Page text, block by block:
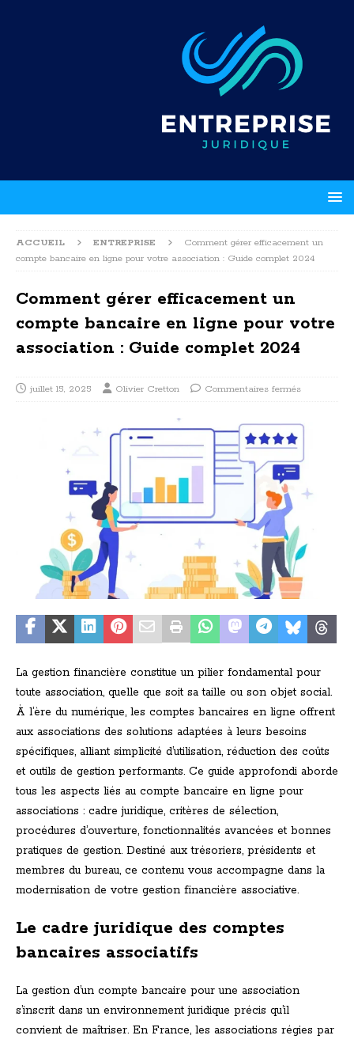
ACCUEIL ENTREPRISE
Comment gérer efficacement un
compte bancaire en ligne pour votre association : Guide complet 2024
Comment gérer efficacement un
compte bancaire en ligne pour votre
association : Guide complet 2024
juillet 15, 2025 Olivier Cretton Commentaires fermés
La gestion financière constitue un pilier fondamental pour
toute association, quelle que soit sa taille ou son objet social.
À l’ère du numérique, les comptes bancaires en ligne offrent
aux associations des solutions adaptées à leurs besoins
spécifiques, alliant simplicité d’utilisation, réduction des coûts
et outils de gestion performants. Ce guide approfondi aborde
tous les aspects liés au compte bancaire en ligne pour
associations : cadre juridique, critères de sélection,
procédures d’ouverture, fonctionnalités avancées et bonnes
pratiques de gestion. Destiné aux trésoriers, présidents et
membres du bureau, ce contenu vous accompagne dans la
modernisation de votre gestion financière associative.
Le cadre juridique des comptes
bancaires associatifs
La gestion d’un compte bancaire pour une association
s’inscrit dans un environnement juridique précis qu’il
convient de maîtriser. En France, les associations régies par